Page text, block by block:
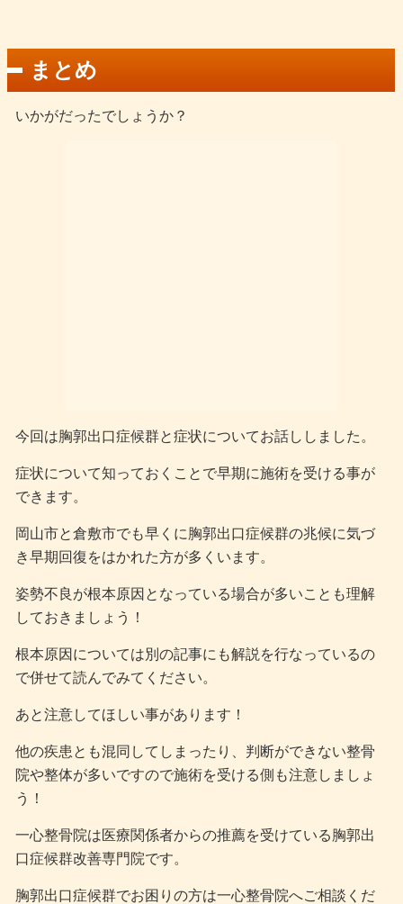
まとめ
いかがだったでしょうか？
今回は胸郭出口症候群と症状についてお話ししました。
症状について知っておくことで早期に施術を受ける事が
できます。
岡山市と倉敷市でも早くに胸郭出口症候群の兆候に気づ
き早期回復をはかれた方が多くいます。
姿勢不良が根本原因となっている場合が多いことも理解
しておきましょう！
根本原因については別の記事にも解説を行なっているの
で併せて読んでみてください。
あと注意してほしい事があります！
他の疾患とも混同してしまったり、判断ができない整骨
院や整体が多いですので施術を受ける側も注意しましょ
う！
一心整骨院は医療関係者からの推薦を受けている胸郭出
口症候群改善専門院です。
胸郭出口症候群でお困りの方は一心整骨院へご相談くだ